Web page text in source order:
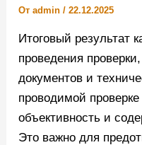
Отadmin/22.12.2025
Итоговый результат
проведения
документов и
проводимой проверке
объективность и
Это важно для